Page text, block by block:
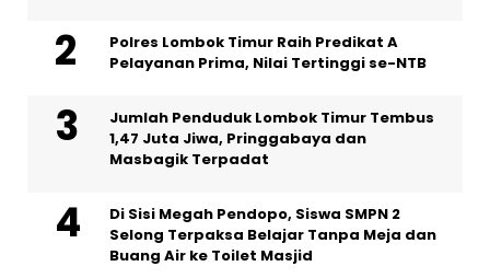
Polres Lombok Timur Raih Predikat A
Pelayanan Prima, Nilai Tertinggi se-NTB
Jumlah Penduduk Lombok Timur Tembus
1,47 Juta Jiwa, Pringgabaya dan
Masbagik Terpadat
Di Sisi Megah Pendopo, Siswa SMPN 2
Selong Terpaksa Belajar Tanpa Meja dan
Buang Air ke Toilet Masjid